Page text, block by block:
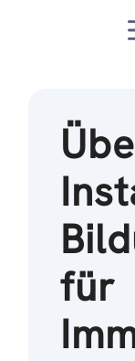
für